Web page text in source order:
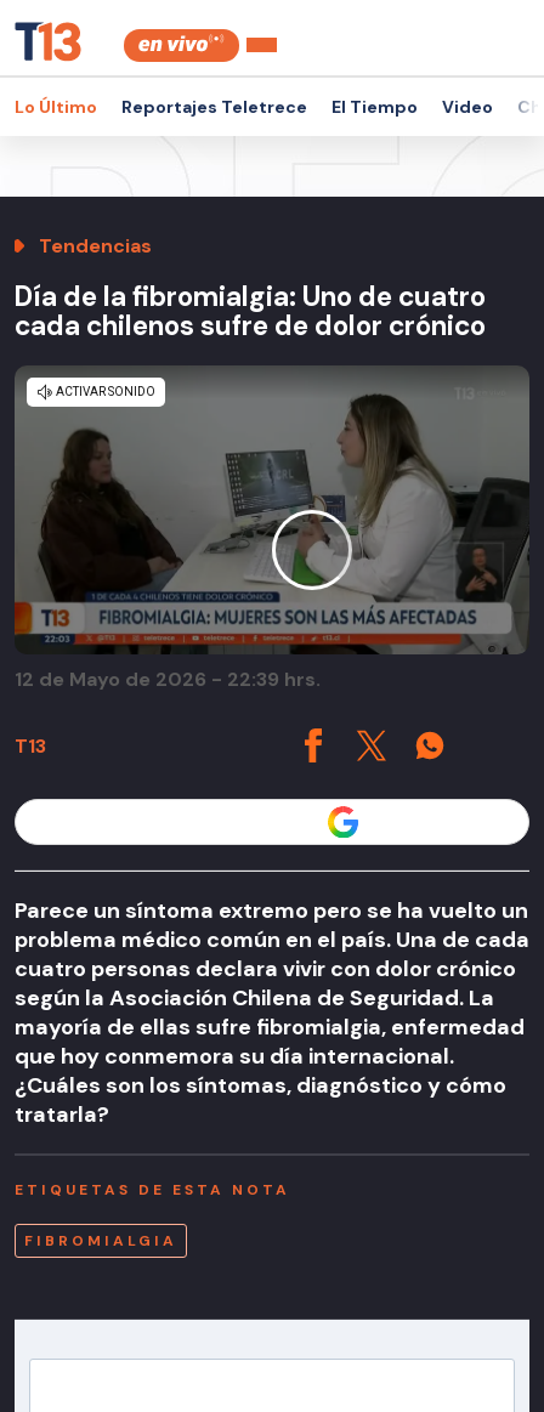
Lo Último Reportajes Teletrece El Tiempo Video
Tendencias
Día de la fibromialgia: Uno de cuatro
cada chilenos sufre de dolor crónico
T13
12 de Mayo de 2026 - 22:39 hrs.
Parece un síntoma extremo pero se ha vuelto un
problema médico común en el país. Una de cada
cuatro personas declara vivir con dolor crónico
según la Asociación Chilena de Seguridad. La
mayoría de ellas sufre fibromialgia, enfermedad
que hoy conmemora su día internacional.
¿Cuáles son los síntomas, diagnóstico y cómo
tratarla?
ETIQUETAS DE ESTA NOTA
FIBROMIALGIA